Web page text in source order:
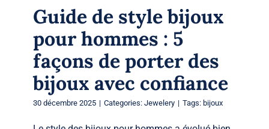
Guide de style bijoux
pour hommes : 5
façons de porter des
bijoux avec confiance
30 décembre 2025 | Categories: Jewelery | Tags: bijoux